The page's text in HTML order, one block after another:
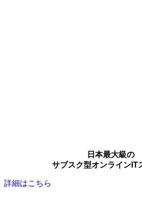
日本最大級の
サブスク型オンラインIT
詳細はこちら